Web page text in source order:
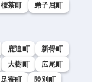
標茶町
弟子屈町
鹿追町
新得町
大樹町
広尾町
足寄町 陸別町